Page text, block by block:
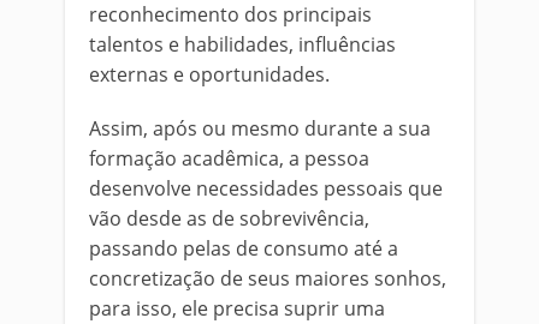
reconhecimento dos principais
talentos e habilidades, influências
externas e oportunidades.
Assim, após ou mesmo durante a sua
formação acadêmica, a pessoa
desenvolve necessidades pessoais que
vão desde as de sobrevivência,
passando pelas de consumo até a
concretização de seus maiores sonhos,
para isso, ele precisa suprir uma